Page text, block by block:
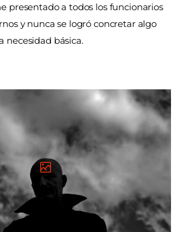
presentado a todos los funcionarios
y nunca se logró concretar algo
necesidad básica.